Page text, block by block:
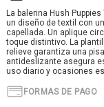
La balerina Hush
un diseño de textil con
capellada. Un aplique
toque distintivo. La
relieve garantiza una
antideslizante asegura
uso diario y ocasiones
FORMAS DE PAGO